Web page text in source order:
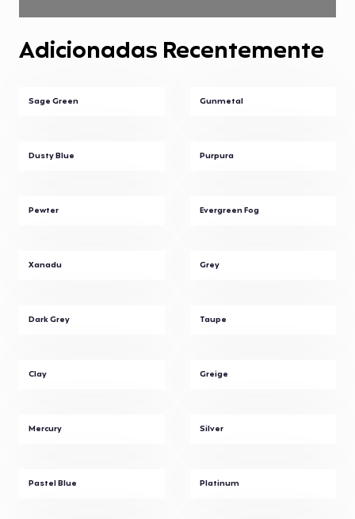
Adicionadas Recentemente
Sage Green Gunmetal
Dusty Blue Purpura
Pewter Evergreen Fog
Xanadu Grey
Dark Grey Taupe
Clay Greige
Mercury Silver
Pastel Blue Platinum